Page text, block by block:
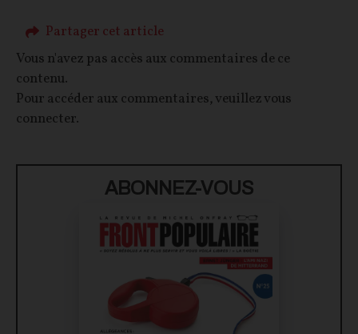
Partager cet article
Vous n'avez pas accès aux commentaires de ce
contenu.
Pour accéder aux commentaires, veuillez vous
connecter.
ABONNEZ-VOUS